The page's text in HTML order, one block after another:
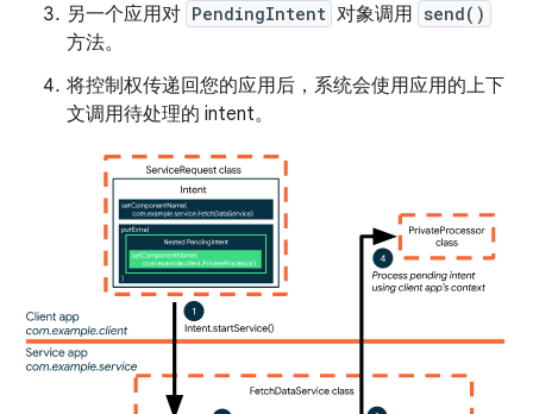
另一个应用对 PendingIntent 对象调用 send()
方法。
将控制权传递回您的应用后，系统会使用应用的上下
文调用待处理的 intent。